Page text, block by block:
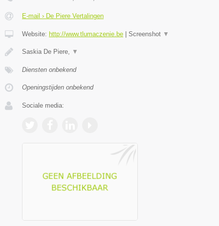
E-mail › De Piere Vertalingen
Website: http://www.tlumaczenie.be Screenshot ▼
Saskia De Piere, ▼
Diensten onbekend
Openingstijden onbekend
Sociale media: